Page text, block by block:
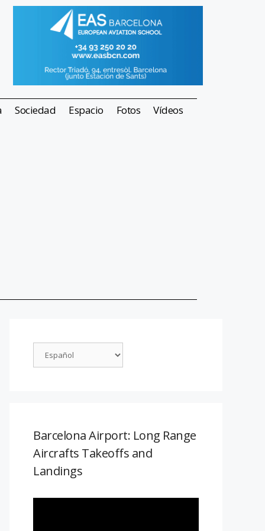
Sociedad Espacio Fotos Vídeos
Barcelona Airport: Long Range
Aircrafts Takeoffs and
Landings